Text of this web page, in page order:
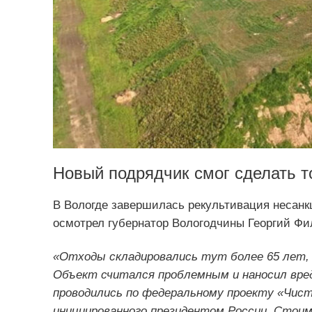
Новый подрядчик смог сделать
В Вологде завершилась рекультивация
осмотрел губернатор Вологодчины Георгий
«Отходы складировались тут более 65 лет,
Объект считался проблемным и наносил
проводились по федеральному проекту